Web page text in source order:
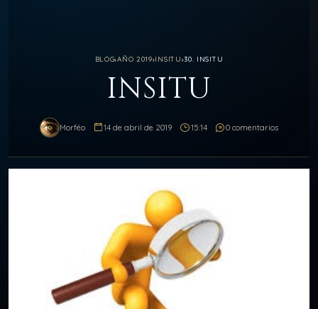
BLOG›AÑO 2019›INSITU›30. INSITU
INSITU
Morféo 14 de abril de 2019 15:14 0 comentarios